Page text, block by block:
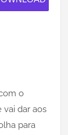
o
dar aos
para